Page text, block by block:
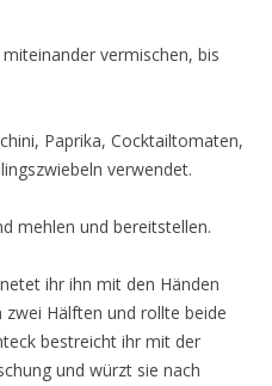
vermischen, bis
Paprika, Cocktailtomaten,
verwendet.
mehlen und bereitstellen.
ihr ihn mit den Händen
Hälften und rollte beide
bestreicht ihr mit der
und würzt sie nach